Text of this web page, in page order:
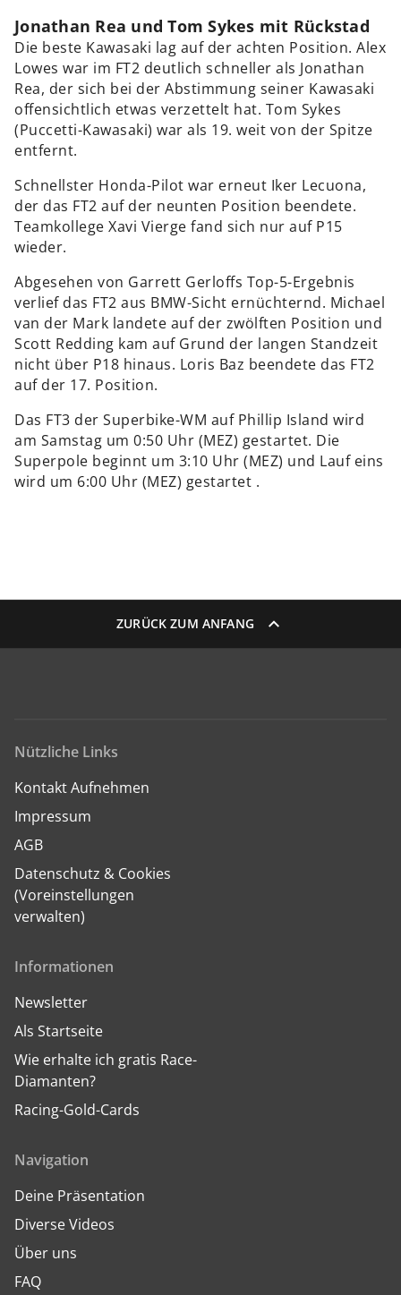
Jonathan Rea und Tom Sykes mit Rückstad
Die beste Kawasaki lag auf der achten Position. Alex
Lowes war im FT2 deutlich schneller als Jonathan
Rea, der sich bei der Abstimmung seiner Kawasaki
offensichtlich etwas verzettelt hat. Tom Sykes
(Puccetti-Kawasaki) war als 19. weit von der Spitze
entfernt.
Schnellster Honda-Pilot war erneut Iker Lecuona,
der das FT2 auf der neunten Position beendete.
Teamkollege Xavi Vierge fand sich nur auf P15
wieder.
Abgesehen von Garrett Gerloffs Top-5-Ergebnis
verlief das FT2 aus BMW-Sicht ernüchternd. Michael
van der Mark landete auf der zwölften Position und
Scott Redding kam auf Grund der langen Standzeit
nicht über P18 hinaus. Loris Baz beendete das FT2
auf der 17. Position.
Das FT3 der Superbike-WM auf Phillip Island wird
am Samstag um 0:50 Uhr (MEZ) gestartet. Die
Superpole beginnt um 3:10 Uhr (MEZ) und Lauf eins
wird um 6:00 Uhr (MEZ) gestartet .
ZURÜCK ZUM ANFANG
Nützliche Links
Kontakt Aufnehmen
Impressum
AGB
Datenschutz & Cookies
(Voreinstellungen
verwalten)
Informationen
Newsletter
Als Startseite
Wie erhalte ich gratis Race-
Diamanten?
Racing-Gold-Cards
Navigation
Deine Präsentation
Diverse Videos
Über uns
FAQ